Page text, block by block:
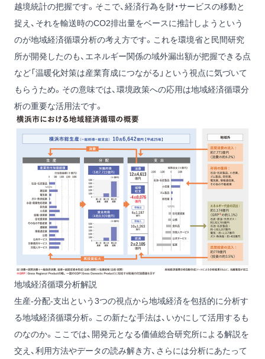
越境統計の把握です。そこで、経済行為を財・サービスの移動と
捉え、それを輸送時のCO2排出量をベースに推計しようという
のが地域経済循環分析の考え方です。これを環境省と民間研究
所が開発したのも、エネルギー関係の域外漏出額が把握できる点
など「温暖化対策は産業育成につながる」という視点に気づいて
もらうため。その意味では、環境政策への応用は地域経済循環分
析の重要な活用法です。
地域経済循環分析解説
生産‐分配‐支出という3つの視点から地域経済を包括的に分析す
る地域経済循環分析。この新たな手法は、いかにして活用するも
のなのか。ここでは、開発元となる価値総合研究所による解説を
交え、利用方法やデータの読み解き方、さらには分析にあたって